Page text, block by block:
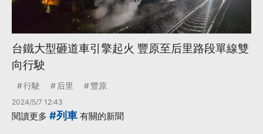
台鐵大型砸道車引擎起火 豐原至后里路段單線雙
向行駛
行駛 后里 豐原
2024/5/7 12:43
閱讀更多 #列車 有關的新聞